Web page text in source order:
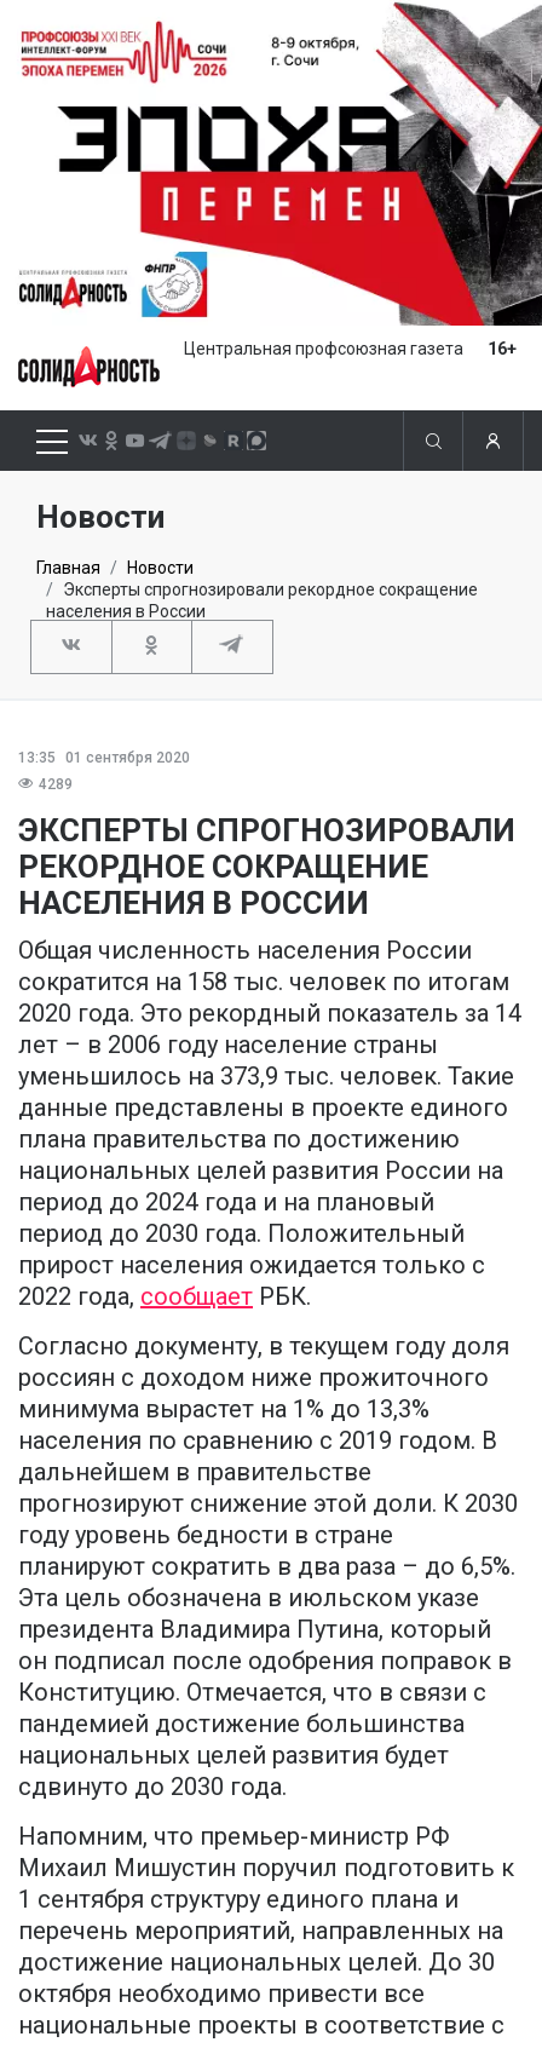
Центральная профсоюзная газета 16+
Новости
Главная
Новости
Эксперты спрогнозировали рекордное сокращение
населения в России
13:35
01 сентября 2020
4289
ЭКСПЕРТЫ СПРОГНОЗИРОВАЛИ
РЕКОРДНОЕ СОКРАЩЕНИЕ
НАСЕЛЕНИЯ В РОССИИ
Общая численность населения России
сократится на 158 тыс. человек по итогам
2020 года. Это рекордный показатель за 14
лет – в 2006 году население страны
уменьшилось на 373,9 тыс. человек. Такие
данные представлены в проекте единого
плана правительства по достижению
национальных целей развития России на
период до 2024 года и на плановый
период до 2030 года. Положительный
прирост населения ожидается только с
2022 года, сообщает РБК.
Согласно документу, в текущем году доля
россиян с доходом ниже прожиточного
минимума вырастет на 1% до 13,3%
населения по сравнению с 2019 годом. В
дальнейшем в правительстве
прогнозируют снижение этой доли. К 2030
году уровень бедности в стране
планируют сократить в два раза – до 6,5%.
Эта цель обозначена в июльском указе
президента Владимира Путина, который
он подписал после одобрения поправок в
Конституцию. Отмечается, что в связи с
пандемией достижение большинства
национальных целей развития будет
сдвинуто до 2030 года.
Напомним, что премьер-министр РФ
Михаил Мишустин поручил подготовить к
1 сентября структуру единого плана и
перечень мероприятий, направленных на
достижение национальных целей. До 30
октября необходимо привести все
национальные проекты в соответствие с